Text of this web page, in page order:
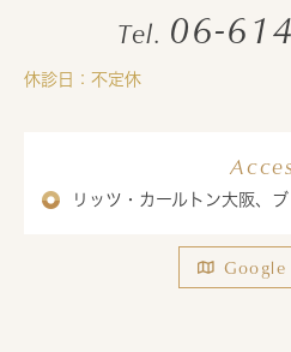
Tel. 06-
休診日：不定休
リッツ・カールトン大阪、
Google